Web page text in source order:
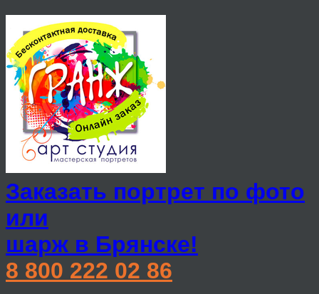
Заказать портрет по фото
или
шарж в Брянске!
8 800 222 02 86